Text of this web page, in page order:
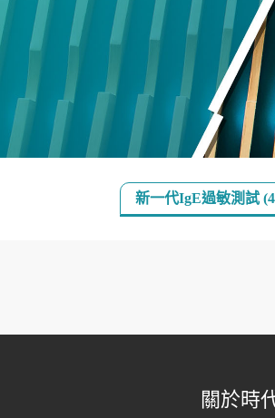
新一代IgE過敏測試
關於時